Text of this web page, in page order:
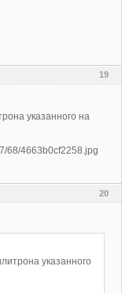
19
указанного на
20
указанного